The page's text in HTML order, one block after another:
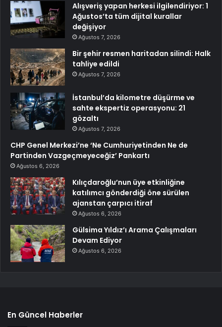
Alışveriş yapan herkesi ilgilendiriyor: 1
Ağustos’ta tüm dijital kurallar
değişiyor
Ağustos 7, 2026
Bir şehir resmen haritadan silindi: Halk
tahliye edildi
Ağustos 7, 2026
İstanbul’da kilometre düşürme ve
sahte ekspertiz operasyonu: 21
gözaltı
Ağustos 7, 2026
CHP Genel Merkezi’ne ‘Ne Cumhuriyetinden Ne de
Partinden Vazgeçmeyeceğiz’ Pankartı
Ağustos 6, 2026
Kılıçdaroğlu’nun üye etkinliğine
katılımcı gönderdiği öne sürülen
ajanstan çarpıcı itiraf
Ağustos 6, 2026
Gülsima Yıldız’ı Arama Çalışmaları
Devam Ediyor
Ağustos 6, 2026
En Güncel Haberler